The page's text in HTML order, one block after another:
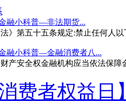
融小科普—非法期货...
》第五十五条规定:禁止任何人
融小科普—金融消费者八...
产安全权金融机构应当依法保
消费者权益